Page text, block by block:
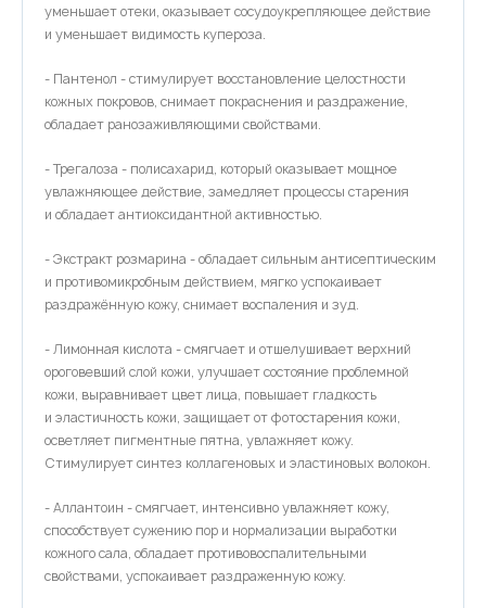
уменьшает отеки, оказывает сосудоукрепляющее действие
и уменьшает видимость купероза.
- Пантенол - стимулирует восстановление целостности
кожных покровов, снимает покраснения и раздражение,
обладает ранозаживляющими свойствами.
- Трегалоза - полисахарид, который оказывает мощное
увлажняющее действие, замедляет процессы старения
и обладает антиоксидантной активностью.
- Экстракт розмарина - обладает сильным антисептическим
и противомикробным действием, мягко успокаивает
раздражённую кожу, снимает воспаления и зуд.
- Лимонная кислота - смягчает и отшелушивает верхний
ороговевший слой кожи, улучшает состояние проблемной
кожи, выравнивает цвет лица, повышает гладкость
и эластичность кожи, защищает от фотостарения кожи,
осветляет пигментные пятна, увлажняет кожу.
Стимулирует синтез коллагеновых и эластиновых волокон.
- Аллантоин - смягчает, интенсивно увлажняет кожу,
способствует сужению пор и нормализации выработки
кожного сала, обладает противовоспалительными
свойствами, успокаивает раздраженную кожу.